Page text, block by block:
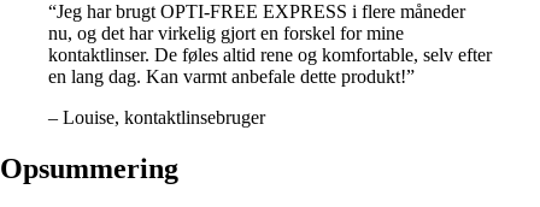
“Jeg har brugt OPTI-FREE EXPRESS i flere måneder
nu, og det har virkelig gjort en forskel for mine
kontaktlinser. De føles altid rene og komfortable, selv efter
en lang dag. Kan varmt anbefale dette produkt!”
– Louise, kontaktlinsebruger
Opsummering